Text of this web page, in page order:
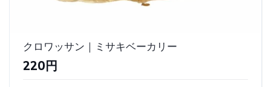
クロワッサン｜ミサキベーカリー
220円